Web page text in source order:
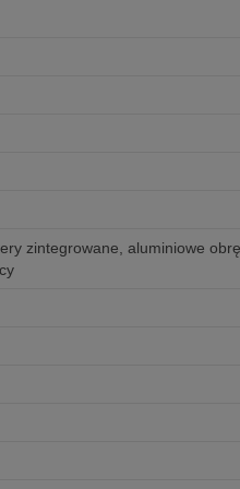
zintegrowane, aluminiowe